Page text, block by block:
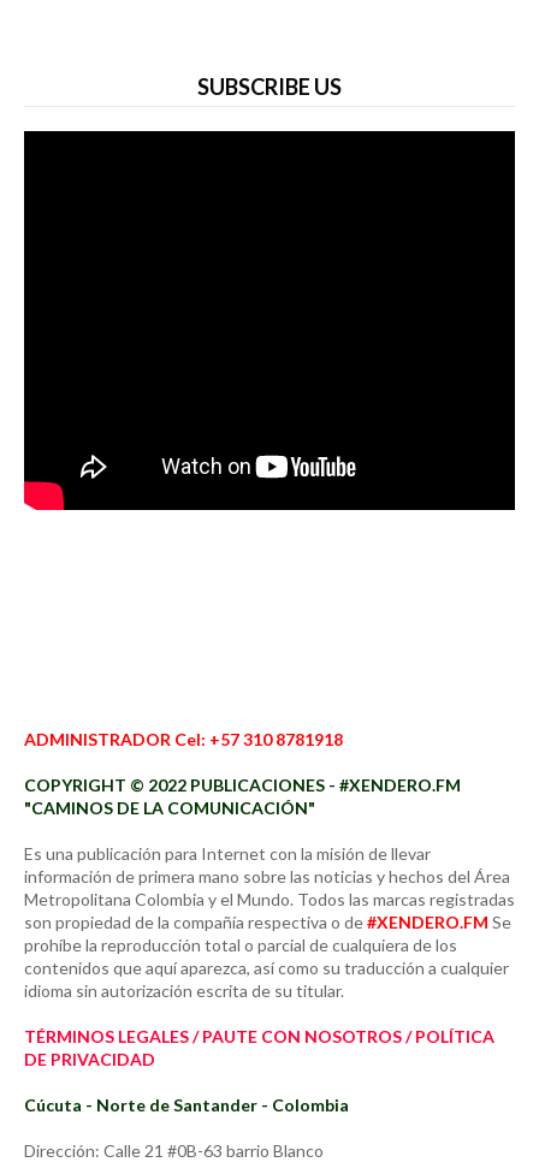
SUBSCRIBE US
ADMINISTRADOR Cel: +57 310 8781918
COPYRIGHT © 2022 PUBLICACIONES - #XENDERO.FM
"CAMINOS DE LA COMUNICACIÓN"
Es una publicación para Internet con la misión de llevar
información de primera mano sobre las noticias y hechos del Área
Metropolitana Colombia y el Mundo. Todos las marcas registradas
son propiedad de la compañía respectiva o de#XENDERO.FM Se
prohíbe la reproducción total o parcial de cualquiera de los
contenidos que aquí aparezca, así como su traducción a cualquier
idioma sin autorización escrita de su titular.
TÉRMINOS LEGALES / PAUTE CON NOSOTROS / POLÍTICA
DE PRIVACIDAD
Cúcuta - Norte de Santander - Colombia
Dirección: Calle 21 #0B-63 barrio Blanco